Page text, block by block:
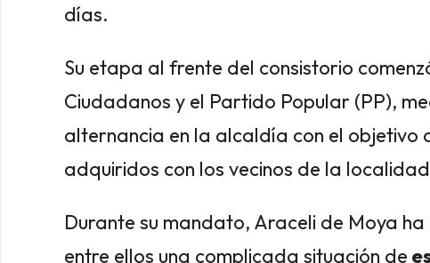
días.
Su etapa al frente del consistorio
Ciudadanos y el Partido Popular (PP),
alternancia en la alcaldía con el objetivo
adquiridos con los vecinos de la
Durante su mandato, Araceli de Moya
entre ellos una complicada situación de